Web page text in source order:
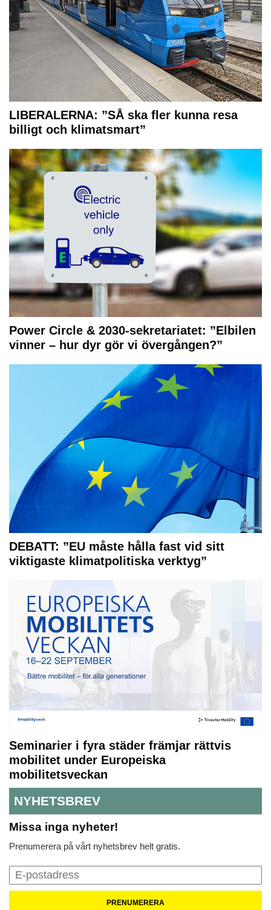
LIBERALERNA: ”SÅ ska fler kunna resa
billigt och klimatsmart”
Power Circle & 2030-sekretariatet: ”Elbilen
vinner – hur dyr gör vi övergången?”
DEBATT: ”EU måste hålla fast vid sitt
viktigaste klimatpolitiska verktyg”
Seminarier i fyra städer främjar rättvis
mobilitet under Europeiska
mobilitetsveckan
NYHETSBREV
Missa inga nyheter!
Prenumerera på vårt nyhetsbrev helt gratis.